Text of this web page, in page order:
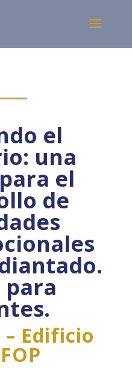
el
una
el
de
para
Edificio